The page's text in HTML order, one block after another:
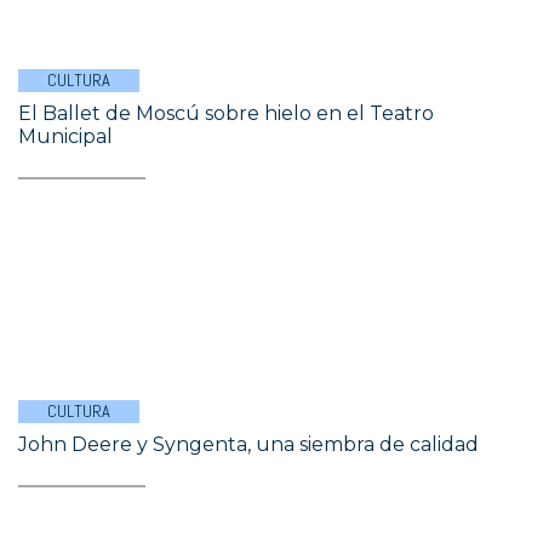
CULTURA
El Ballet de Moscú sobre hielo en el Teatro
Municipal
CULTURA
John Deere y Syngenta, una siembra de calidad